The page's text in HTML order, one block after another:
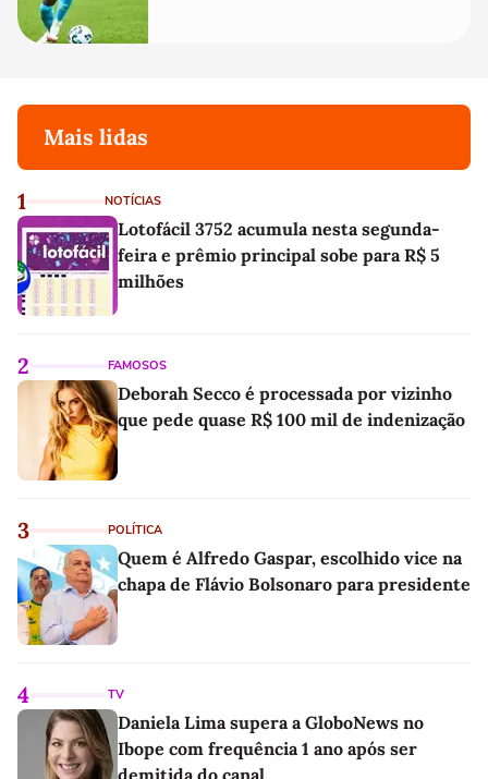
Mais lidas
1 NOTÍCIAS
Lotofácil 3752 acumula nesta segunda-
feira e prêmio principal sobe para R$ 5
milhões
2 FAMOSOS
Deborah Secco é processada por vizinho
que pede quase R$ 100 mil de indenização
3 POLÍTICA
Quem é Alfredo Gaspar, escolhido vice na
chapa de Flávio Bolsonaro para presidente
4 TV
Daniela Lima supera a GloboNews no
Ibope com frequência 1 ano após ser
demitida do canal